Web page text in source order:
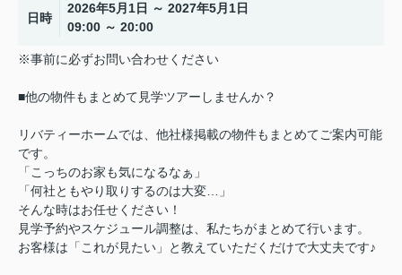
日時
2026年5月1日 ～ 2027年5月1日
09:00 ～ 20:00
※事前に必ずお問い合わせください
■他の物件もまとめて見学ツアーしませんか？
リバティーホームでは、他社様掲載の物件もまとめてご案内可能
です。
「こっちのお家も気になるなぁ」
「何社ともやり取りするのは大変…」
そんな時はお任せください！
見学予約やスケジュール調整は、私たちがまとめて行います。
お客様は「これが見たい」と教えていただくだけで大丈夫です♪